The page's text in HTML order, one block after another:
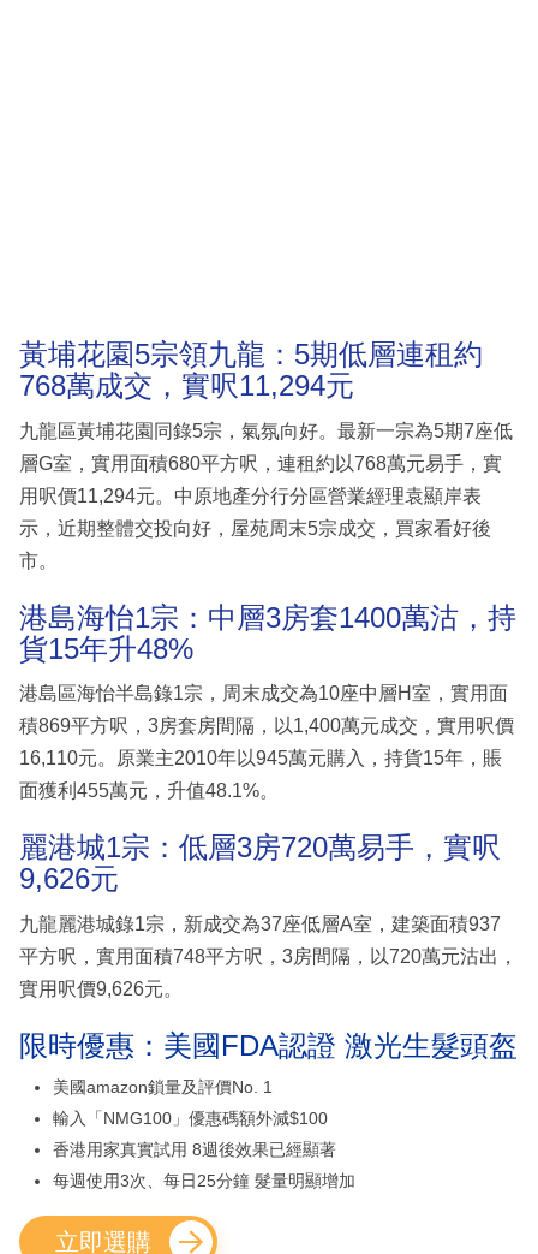
黃埔花園5宗領九龍：5期低層連租約
768萬成交，實呎11,294元
九龍區黃埔花園同錄5宗，氣氛向好。最新一宗為5期7座低
層G室，實用面積680平方呎，連租約以768萬元易手，實
用呎價11,294元。中原地產分行分區營業經理袁顯岸表
示，近期整體交投向好，屋苑周末5宗成交，買家看好後
市。
港島海怡1宗：中層3房套1400萬沽，持
貨15年升48%
港島區海怡半島錄1宗，周末成交為10座中層H室，實用面
積869平方呎，3房套房間隔，以1,400萬元成交，實用呎價
16,110元。原業主2010年以945萬元購入，持貨15年，賬
面獲利455萬元，升值48.1%。
麗港城1宗：低層3房720萬易手，實呎
9,626元
九龍麗港城錄1宗，新成交為37座低層A室，建築面積937
平方呎，實用面積748平方呎，3房間隔，以720萬元沽出，
實用呎價9,626元。
限時優惠：美國FDA認證 激光生髮頭盔
美國amazon鎖量及評價No. 1
輸入「NMG100」優惠碼額外減$100
香港用家真實試用 8週後效果已經顯著
每週使用3次、每日25分鐘 髮量明顯增加
立即選購